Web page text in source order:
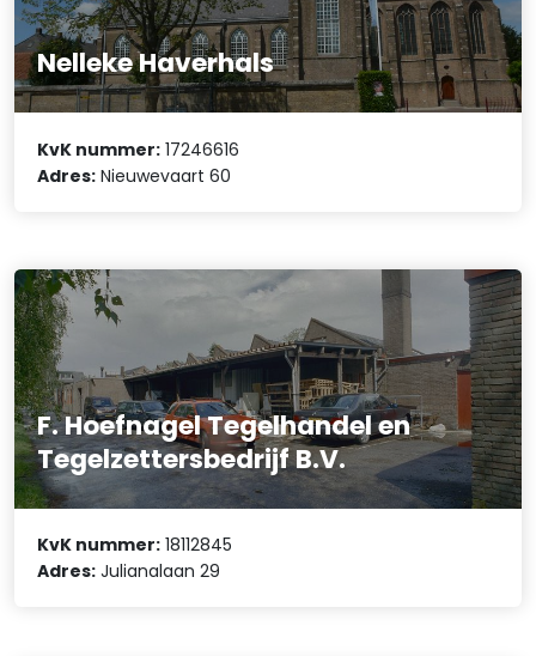
Nelleke Haverhals
KvK nummer: 17246616
Adres: Nieuwevaart 60
F. Hoefnagel Tegelhandel en
Tegelzettersbedrijf B.V.
KvK nummer: 18112845
Adres: Julianalaan 29